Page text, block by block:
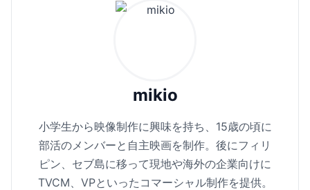
mikio
小学生から映像制作に興味を持ち、15歳の頃に
部活のメンバーと自主映画を制作。後にフィリ
ピン、セブ島に移って現地や海外の企業向けに
TVCM、VPといったコマーシャル制作を提供。